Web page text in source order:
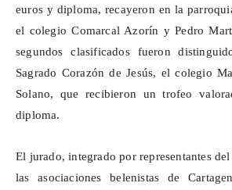
euros y diploma, recayeron en la
el colegio Comarcal Azorín y Pedro
segundos clasificados fueron
Sagrado Corazón de Jesús, el colegio
Solano, que recibieron un trofeo
diploma.
El jurado, integrado por representantes
las asociaciones belenistas de